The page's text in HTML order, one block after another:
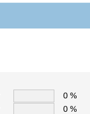
0 %
0 %